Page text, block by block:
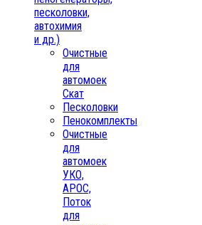
песколовки,
автохимия
и др.)
Очистные
для
автомоек
Скат
Песколовки
Пенокомплекты
Очистные
для
автомоек
УКО,
АРОС,
Поток
для